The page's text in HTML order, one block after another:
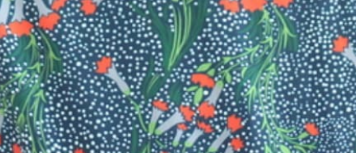
アイラッシュメニュー
Eyelash Menu
アイラッシュギャラリー
Eyelash Gallery
成人式
Adult
託児所